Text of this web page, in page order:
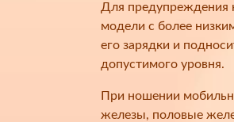
Для предупреждения
модели с более
его зарядки и
допустимого уровня.
При ношении
железы, половые